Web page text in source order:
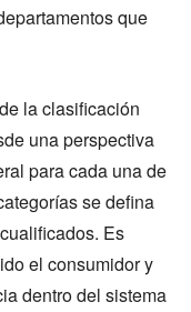
que
la clasificación
una perspectiva
para cada una de
se defina
Es
el consumidor y
dentro del sistema